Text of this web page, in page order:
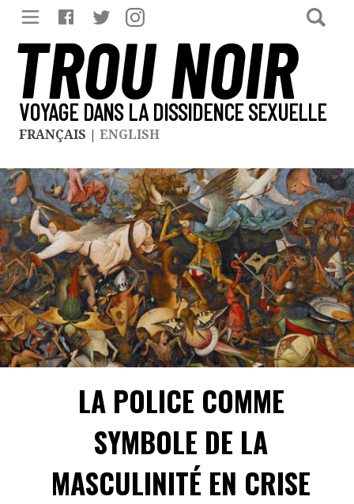
TROU NOIR
VOYAGE DANS LA DISSIDENCE SEXUELLE
FRANÇAIS | ENGLISH
LA POLICE COMME
SYMBOLE DE LA
MASCULINITÉ EN CRISE